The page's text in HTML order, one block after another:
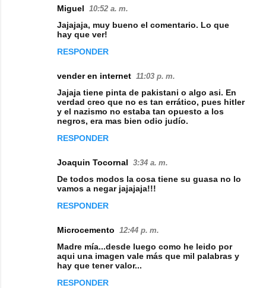
Miguel 10:52 a. m.
Jajajaja, muy bueno el comentario. Lo que
hay que ver!
RESPONDER
vender en internet 11:03 p. m.
Jajaja tiene pinta de pakistani o algo asi. En
verdad creo que no es tan errático, pues hitler
y el nazismo no estaba tan opuesto a los
negros, era mas bien odio judío.
RESPONDER
Joaquin Tocornal 3:34 a. m.
De todos modos la cosa tiene su guasa no lo
vamos a negar jajajaja!!!
RESPONDER
Microcemento 12:44 p. m.
Madre mía...desde luego como he leido por
aqui una imagen vale más que mil palabras y
hay que tener valor...
RESPONDER